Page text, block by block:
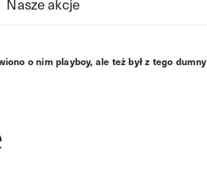
o nim playboy, ale też był z tego dumny